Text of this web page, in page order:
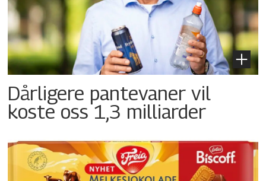
Dårligere pantevaner vil
koste oss 1,3 milliarder